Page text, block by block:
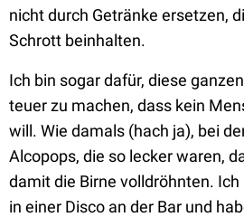
nicht durch Getränke ersetzen,
Schrott beinhalten.
Ich bin sogar dafür, diese
teuer zu machen, dass kein
will. Wie damals (hach ja), bei
Alcopops, die so lecker waren,
damit die Birne volldröhnten.
in einer Disco an der Bar und